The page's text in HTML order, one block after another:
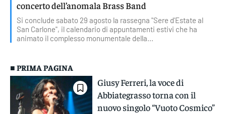
concerto dell’anomala Brass Band
Si conclude sabato 29 agosto la rassegna "Sere d'Estate al
San Carlone", il calendario di appuntamenti estivi che ha
animato il complesso monumentale della...
■ PRIMA PAGINA
Giusy Ferreri, la voce di
Abbiategrasso torna con il
nuovo singolo “Vuoto Cosmico”